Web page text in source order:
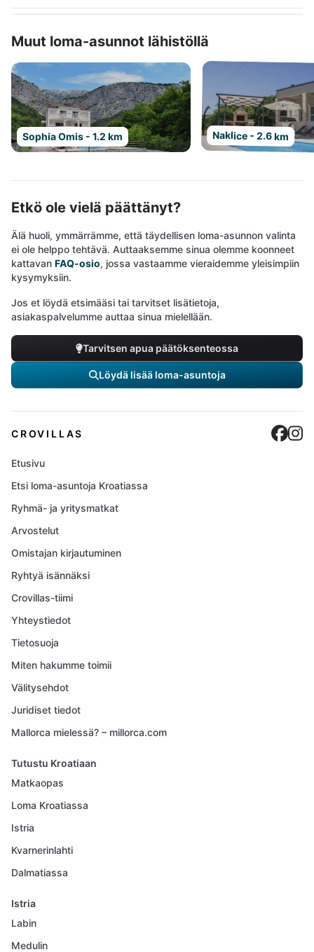
Muut loma-asunnot lähistöllä
Sophia Omis - 1.2 km Naklice - 2.6 km
Etkö ole vielä päättänyt?
Älä huoli, ymmärrämme, että täydellisen loma-asunnon valinta
ei ole helppo tehtävä. Auttaaksemme sinua olemme koonneet
kattavan FAQ-osio, jossa vastaamme vieraidemme yleisimpiin
kysymyksiin.
Jos et löydä etsimääsi tai tarvitset lisätietoja,
asiakaspalvelumme auttaa sinua mielellään.
Tarvitsen apua päätöksenteossa
Löydä lisää loma-asuntoja
CROVILLAS
Etusivu
Etsi loma-asuntoja Kroatiassa
Ryhmä- ja yritysmatkat
Arvostelut
Omistajan kirjautuminen
Ryhtyä isännäksi
Crovillas-tiimi
Yhteystiedot
Tietosuoja
Miten hakumme toimii
Välitysehdot
Juridiset tiedot
Mallorca mielessä? – millorca.com
Tutustu Kroatiaan
Matkaopas
Loma Kroatiassa
Istria
Kvarnerinlahti
Dalmatiassa
Istria
Labin
Medulin